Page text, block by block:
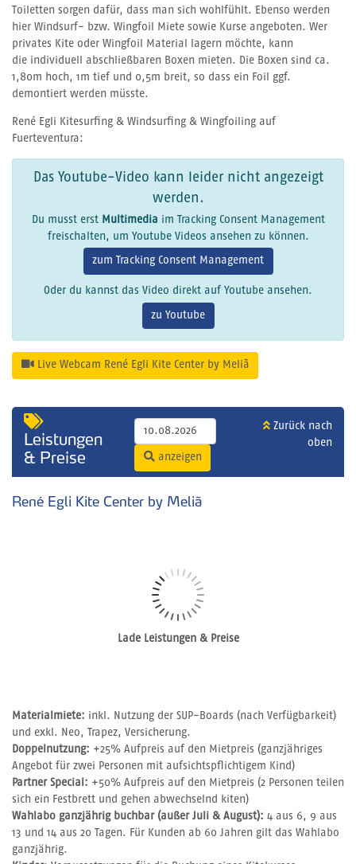
Toiletten sorgen dafür, dass man sich wohlfühlt. Ebenso werden
hier Windsurf- bzw. Wingfoil Miete sowie Kurse angeboten. Wer
privates Kite oder Wingfoil Material lagern möchte, kann
die individuell abschließbaren Boxen mieten. Die Boxen sind ca.
1,80m hoch, 1m tief und 0,5m breit, so dass ein Foil ggf.
demontiert werden müsste.
René Egli Kitesurfing & Windsurfing & Wingfoiling auf
Fuerteventura:
Das Youtube-Video kann leider nicht angezeigt
werden.
Du musst erst Multimedia im Tracking Consent Management
freischalten, um Youtube Videos ansehen zu können.
zum Tracking Consent Management
Oder du kannst das Video direkt auf Youtube ansehen.
zu Youtube
Live Webcam René Egli Kite Center by Meliã
Leistungen
& Preise
anzeigen
Zurück nach
oben
René Egli Kite Center by Meliã
Lade Leistungen & Preise
Materialmiete: inkl. Nutzung der SUP-Boards (nach Verfügbarkeit)
und exkl. Neo, Trapez, Versicherung.
Doppelnutzung: +25% Aufpreis auf den Mietpreis (ganzjähriges
Angebot für zwei Personen mit aufsichtspflichtigem Kind)
Partner Special: +50% Aufpreis auf den Mietpreis (2 Personen teilen
sich ein Festbrett und gehen abwechselnd kiten)
Wahlabo ganzjährig buchbar (außer Juli & August): 4 aus 6, 9 aus
13 und 14 aus 20 Tagen. Für Kunden ab 60 Jahren gilt das Wahlabo
ganzjährig.